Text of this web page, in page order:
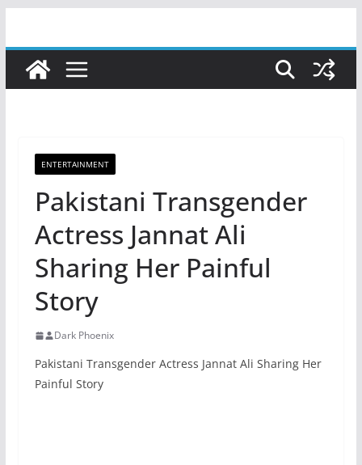
content
ENTERTAINMENT
Pakistani Transgender
Actress Jannat Ali
Sharing Her Painful
Story
Dark Phoenix
Pakistani Transgender Actress Jannat Ali Sharing Her
Painful Story